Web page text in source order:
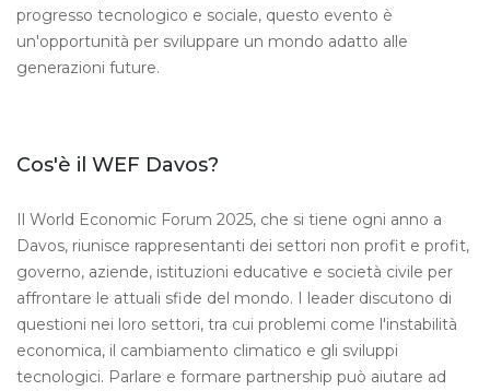
progresso tecnologico e sociale, questo evento è
un'opportunità per sviluppare un mondo adatto alle
generazioni future.
Cos'è il WEF Davos?
Il World Economic Forum 2025, che si tiene ogni anno a
Davos, riunisce rappresentanti dei settori non profit e profit,
governo, aziende, istituzioni educative e società civile per
affrontare le attuali sfide del mondo. I leader discutono di
questioni nei loro settori, tra cui problemi come l'instabilità
economica, il cambiamento climatico e gli sviluppi
tecnologici. Parlare e formare partnership può aiutare ad